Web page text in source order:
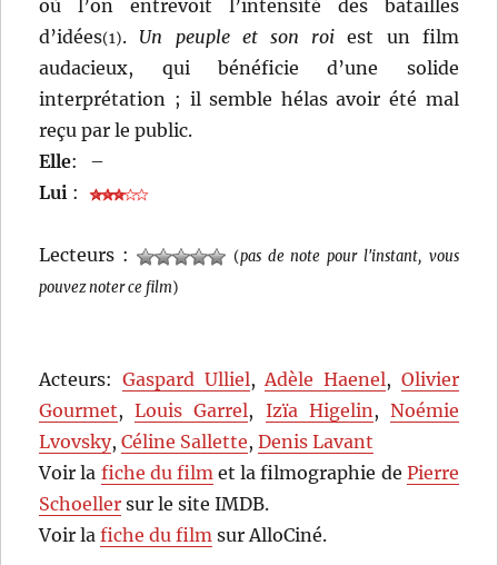
où l’on entrevoit l’intensité des batailles
d’idées(1). Un peuple et son roi est un film
audacieux, qui bénéficie d’une solide
interprétation ; il semble hélas avoir été mal
reçu par le public.
Elle:
–
Lui :
Lecteurs : (pas de note pour l'instant, vous
pouvez noter ce film)
Acteurs: Gaspard Ulliel,Adèle Haenel, Olivier
Gourmet,Louis Garrel, Izïa Higelin, Noémie
Lvovsky,Céline Sallette,Denis Lavant
Voir la fiche du filmet la filmographie de Pierre
Schoeller sur le site IMDB.
Voir lafiche du film sur AlloCiné.